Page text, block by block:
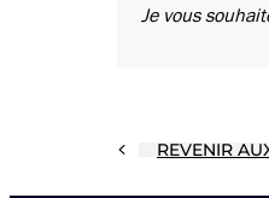
Je vous
REVENIR